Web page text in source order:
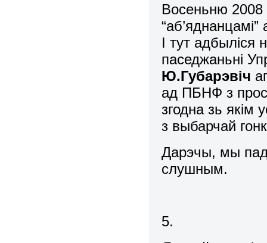
Восеньню
І тут адбыліся
паседжаньні
Ю.Губарэвіч
ад ПБНФ з
згодна зь якім
з выбарчай
Дарэчы, мы
слушным.
5.